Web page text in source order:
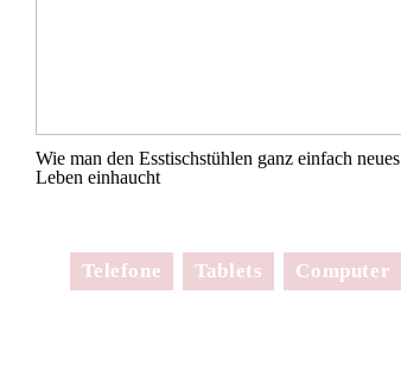
Wie man den Esstischstühlen ganz einfach neues
Leben einhaucht
Telefone Tablets Computer